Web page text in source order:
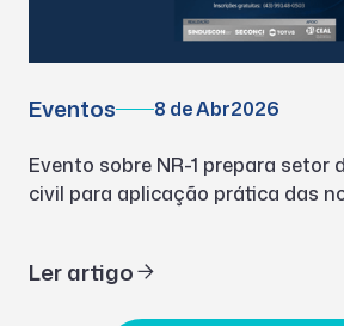
Eventos 8 de Abr2026
Evento sobre NR-1 prepara setor
civil para aplicação prática das
Ler artigo